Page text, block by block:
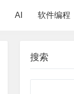
AI 软件编程
搜索